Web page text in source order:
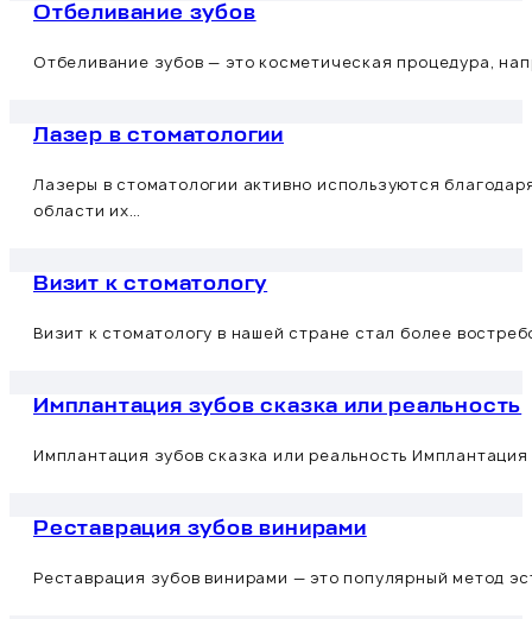
Отбеливание зубов
Отбеливание зубов — это косметическая процедура,
Лазер в стоматологии
Лазеры в стоматологии активно используются
области их…
Визит к стоматологу
Визит к стоматологу в нашей стране стал более
Имплантация зубов сказка или реальность
Имплантация зубов сказка или реальность
Реставрация зубов винирами
Реставрация зубов винирами — это популярный метод